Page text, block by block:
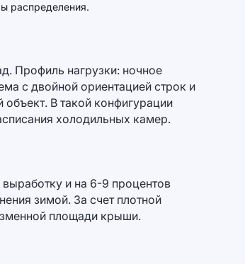
распределения.
Профиль нагрузки: ночное
с двойной ориентацией строк и
В такой конфигурации
холодильных камер.
и на 6-9 процентов
зимой. За счет плотной
площади крыши.